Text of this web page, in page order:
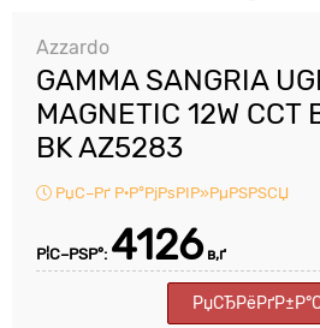
Azzardo
GAMMA SANGRIA
MAGNETIC 12W CCT
BK AZ5283
РџС–Рґ Р·Р°РјРѕРІР»РµРЅРЅСЏ
Р¦С–РЅР°: 4126в‚ґ